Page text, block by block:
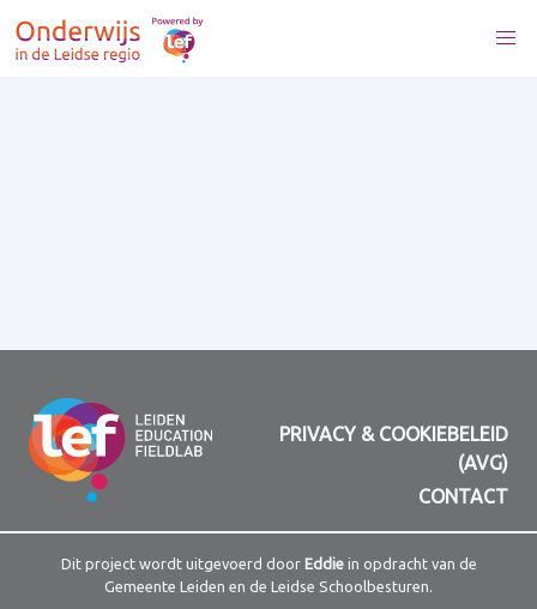
PRIVACY & COOKIEBELEID
(AVG)
CONTACT
Dit project wordt uitgevoerd door Eddiein opdracht van de
Gemeente Leiden en de Leidse Schoolbesturen.